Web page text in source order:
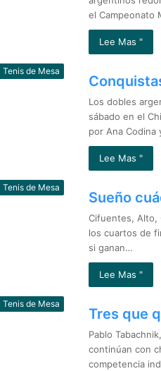
el Campeonato
Lee Mas "
Tenis de Mesa
Los dobles
sábado en el
por Ana Codina
Lee Mas "
Tenis de Mesa
Sueño
Cifuentes, Alto,
los cuartos de
si ganan…
Lee Mas "
Tenis de Mesa
Tres que
Pablo
continúan con
competencia